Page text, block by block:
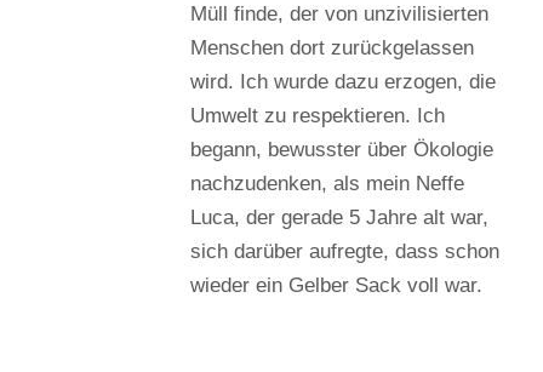
Müll finde, der von unzivilisierten
Menschen dort zurückgelassen
wird. Ich wurde dazu erzogen, die
Umwelt zu respektieren. Ich
begann, bewusster über Ökologie
nachzudenken, als mein Neffe
Luca, der gerade 5 Jahre alt war,
sich darüber aufregte, dass schon
wieder ein Gelber Sack voll war.